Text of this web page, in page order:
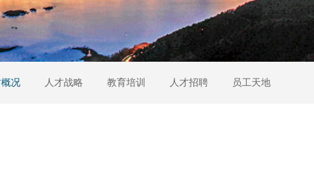
概况 人才战略 教育培训 人才招聘 员工天地